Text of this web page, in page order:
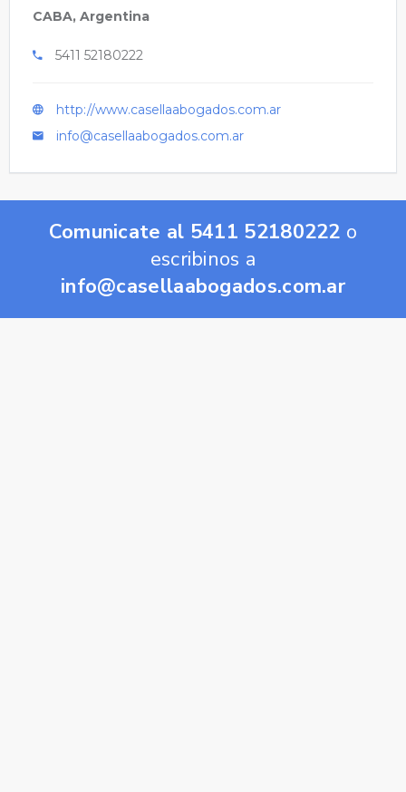
CABA, Argentina
5411 52180222
http://www.casellaabogados.com.ar
info@casellaabogados.com.ar
Comunicate al 5411 52180222 o
escribinos a
info@casellaabogados.com.ar